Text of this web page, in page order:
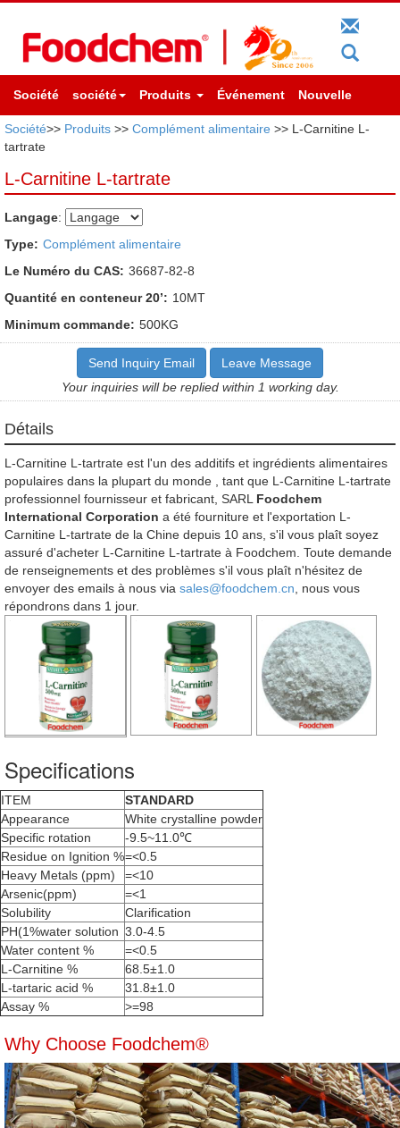
Société société Produits Événement Nouvelle
Société>> Produits >> Complément alimentaire >> L-Carnitine L-
tartrate
L-Carnitine L-tartrate
Langage:
Type: Complément alimentaire
Le Numéro du CAS: 36687-82-8
Quantité en conteneur 20’: 10MT
Minimum commande: 500KG
Send Inquiry Email
Leave Message
Your inquiries will be replied within 1 working day.
Détails
L-Carnitine L-tartrate est l'un des additifs et ingrédients alimentaires
populaires dans la plupart du monde , tant que L-Carnitine L-tartrate
professionnel fournisseur et fabricant, SARL Foodchem
International Corporation a été fourniture et l'exportation L-
Carnitine L-tartrate de la Chine depuis 10 ans, s'il vous plaît soyez
assuré d'acheter L-Carnitine L-tartrate à Foodchem. Toute demande
de renseignements et des problèmes s'il vous plaît n'hésitez de
envoyer des emails à nous via sales@foodchem.cn , nous vous
répondrons dans 1 jour.
Specifications
ITEM
STANDARD
Appearance
White crystalline powder
Specific rotation
-9.5~11.0℃
Residue on Ignition %=<0.5
Heavy Metals (ppm)
=<10
Arsenic(ppm)
=<1
Solubility
Clarification
PH(1%water solution 3.0-4.5
Water content %
=<0.5
L-Carnitine %
68.5±1.0
L-tartaric acid %
31.8±1.0
Assay %
>=98
Why Choose Foodchem®